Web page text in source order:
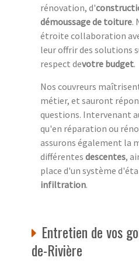
rénovation, d'
démoussage de toiture.
étroite collaboration
leur offrir des solutions
respect devotre budget.
Nos couvreurs
métier, et sauront
questions. Intervenant
qu'en réparation ou
assurons également la
différentes descentes,
place d'un système
infiltration.
Entretien de vos
de-Rivière